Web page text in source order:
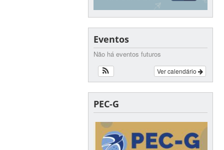
Eventos
Não há eventos futuros
Ver calendário
PEC-G